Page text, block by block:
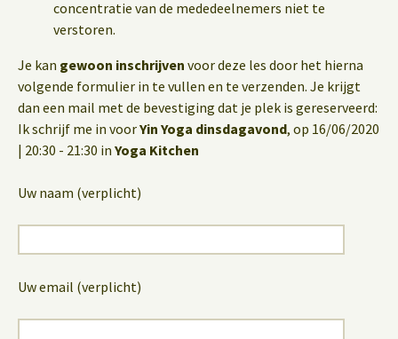
concentratie van de mededeelnemers niet te
verstoren.
Je kan gewoon inschrijven voor deze les door het hierna
volgende formulier in te vullen en te verzenden. Je krijgt
dan een mail met de bevestiging dat je plek is gereserveerd:
Ik schrijf me in voorYin Yoga dinsdagavond, op 16/06/2020
| 20:30 - 21:30 in Yoga Kitchen
Uw naam (verplicht)
Uw email (verplicht)